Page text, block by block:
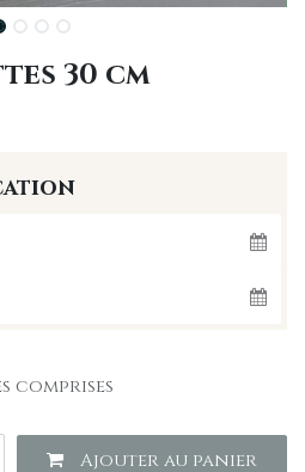
30 cm
comprises
Ajouter au panier